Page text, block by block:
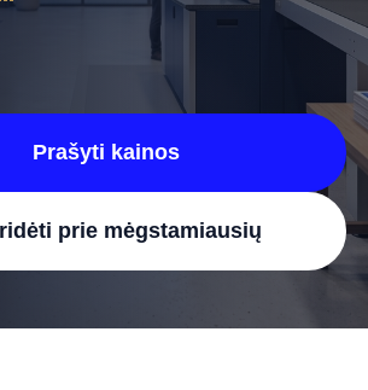
Prašyti kainos
prie mėgstamiausių